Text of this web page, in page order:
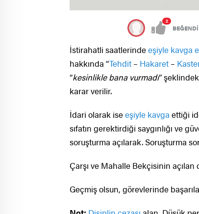
2
İstirahatli saatlerindeeşiyle kavga
hakkında “Tehdit – Hakaret –
“kesinlikle bana vurmadı”
karar verilir.
İdari olarak iseeşiyle kavga ettiği
sıfatın gerektirdiği saygınlığı ve
soruşturma açılarak. Soruşturma
Çarşı ve Mahalle Bekçisinin açılan
Geçmiş olsun, görevlerinde